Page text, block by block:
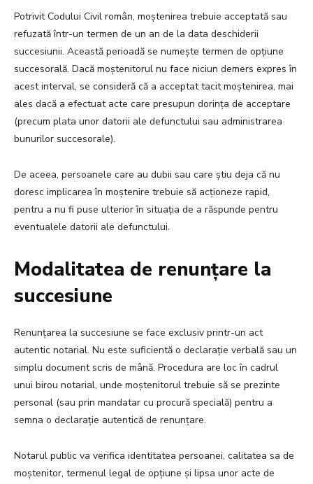
Potrivit Codului Civil român, moștenirea trebuie acceptată sau
refuzată într-un termen de un an de la data deschiderii
succesiunii. Această perioadă se numește termen de opțiune
succesorală. Dacă moștenitorul nu face niciun demers expres în
acest interval, se consideră că a acceptat tacit moștenirea, mai
ales dacă a efectuat acte care presupun dorința de acceptare
(precum plata unor datorii ale defunctului sau administrarea
bunurilor succesorale).
De aceea, persoanele care au dubii sau care știu deja că nu
doresc implicarea în moștenire trebuie să acționeze rapid,
pentru a nu fi puse ulterior în situația de a răspunde pentru
eventualele datorii ale defunctului.
Modalitatea de renunțare la
succesiune
Renunțarea la succesiune se face exclusiv printr-un act
autentic notarial. Nu este suficientă o declarație verbală sau un
simplu document scris de mână. Procedura are loc în cadrul
unui birou notarial, unde moștenitorul trebuie să se prezinte
personal (sau prin mandatar cu procură specială) pentru a
semna o declarație autentică de renunțare.
Notarul public va verifica identitatea persoanei, calitatea sa de
moștenitor, termenul legal de opțiune și lipsa unor acte de